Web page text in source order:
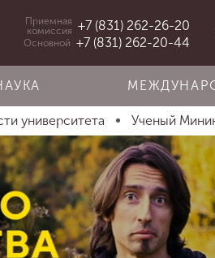
Приемная
комиссия +7 (831) 262-26-20
Основной +7 (831) 262-20-44
университета Ученый